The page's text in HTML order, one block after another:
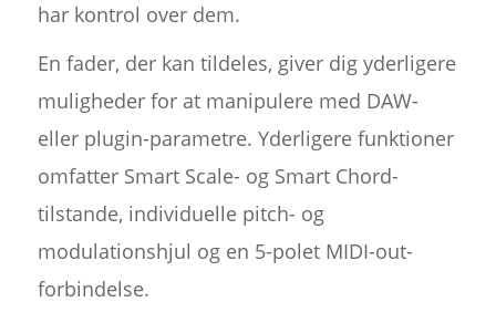
har kontrol over dem.
En fader, der kan tildeles, giver dig yderligere
muligheder for at manipulere med DAW-
eller plugin-parametre. Yderligere funktioner
omfatter Smart Scale- og Smart Chord-
tilstande, individuelle pitch- og
modulationshjul og en 5-polet MIDI-out-
forbindelse.